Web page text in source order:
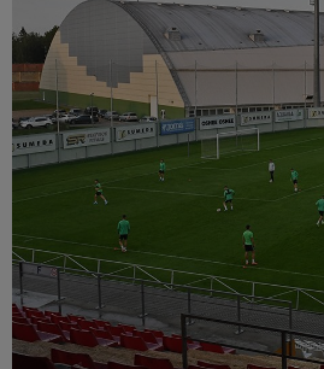
Hírek
Labdarúgás
Szakosztályok
Meccscenter
Klub